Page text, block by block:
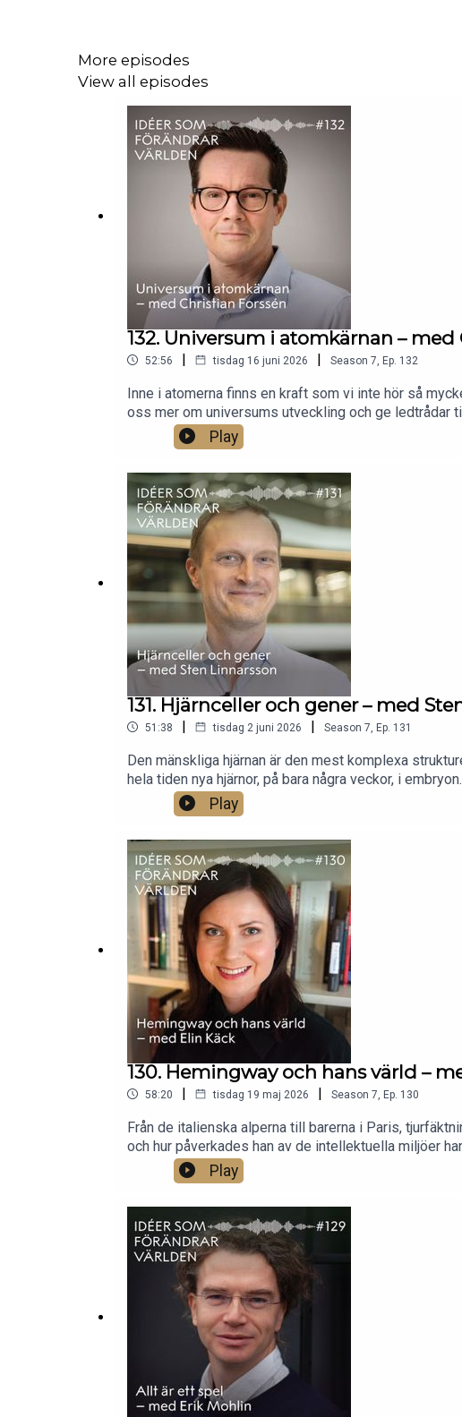
More episodes
View all episodes
132. Universum i atomkärnan – med
52:56 | tisdag 16 juni 2026 | Season 7 Ep. 132
Inne i atomerna finns en kraft som vi inte hör så
oss mer om universums utveckling och ge ledtrådar
atomkärnans inre kan spegla universums största gåtor..
Play
131. Hjärnceller och gener – med
51:38 | tisdag 2 juni 2026 | Season 7 Ep. 131
Den mänskliga hjärnan är den mest komplexa
hela tiden nya hjärnor, på bara några veckor, i
genetiska utveckling – och här om hur hjärnan
Play
130. Hemingway och hans värld –
58:20 | tisdag 19 maj 2026 | Season 7 Ep. 130
Från de italienska alperna till barerna i Paris,
och hur påverkades han av de intellektuella miljöer
författare vars böcker utspelade sig på helt andra
Play